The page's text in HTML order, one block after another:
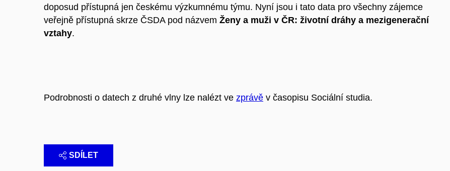
doposud přístupná jen českému výzkumnému týmu. Nyní jsou i tato data pro všechny zájemce
veřejně přístupná skrze ČSDA pod názvem Ženy a muži v ČR: životní dráhy a mezigenerační
vztahy.
Podrobnosti o datech z druhé vlny lze nalézt ve zprávě v časopisu Sociální studia.
SDÍLET